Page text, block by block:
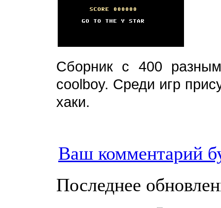
Cборник с 400
coolboy. Среди игр
хаки.
Ваш комментарий
Последнее